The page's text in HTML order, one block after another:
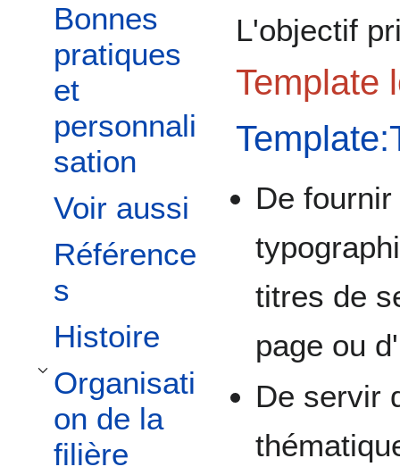
Bonnes
pratiques
et
personnali
sation
Voir aussi
Référence
s
Histoire
Organisati
on de la
filière
Toggle Organisation de la filière subsection
L'objectif
Template
De
titres de
page ou
De servir